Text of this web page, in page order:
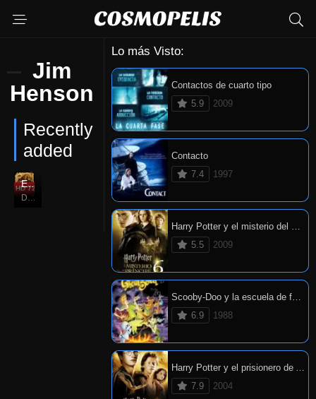
Jim
Henson
Recently
added
7.2
HD 720P
El Cristal encantado
Dec. 17, 1982
Lo más Visto:
Contactos de cuarto tipo
5.9
2009
Contacto
7.4
1997
Harry Potter y el misterio del príncipe
5.5
2009
Scooby-Doo y la escuela de fantasmas
6.9
1988
Harry Potter y el prisionero de Azkaban
7.9
2004